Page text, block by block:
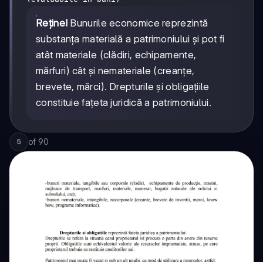
Reține! Bunurile economice reprezintă
substanța materială a patrimoniului și pot fi
atât materiale (clădiri, echipamente,
mărfuri) cât și nemateriale (creanțe,
brevete, mărci). Drepturile și obligațiile
constituie fațeta juridică a patrimoniului.
5 of 90